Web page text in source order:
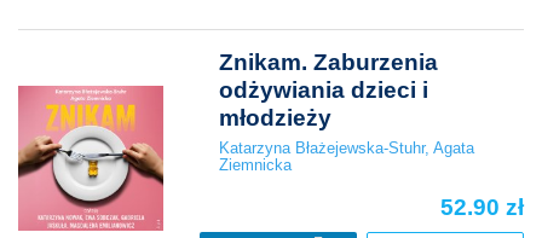
Znikam. Zaburzenia
odżywiania dzieci i
młodzieży
Katarzyna Błażejewska-Stuhr,Agata
Ziemnicka
52.90 zł